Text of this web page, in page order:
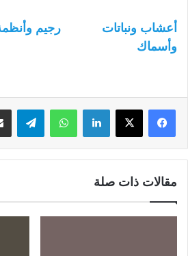
أعشاب ونباتات رجيم
وأسماك
لينكدإن واتساب
مقالات ذات صلة